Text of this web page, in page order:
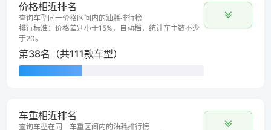
价格相近排名
查询车型同一价格区间内的油耗排行榜
排行标准：价格差别小于15%，自动档，统计车主数不少
于20。
第38名（共111款车型）
车重相近排名
查询车型在同一车重区间内的油耗排行榜